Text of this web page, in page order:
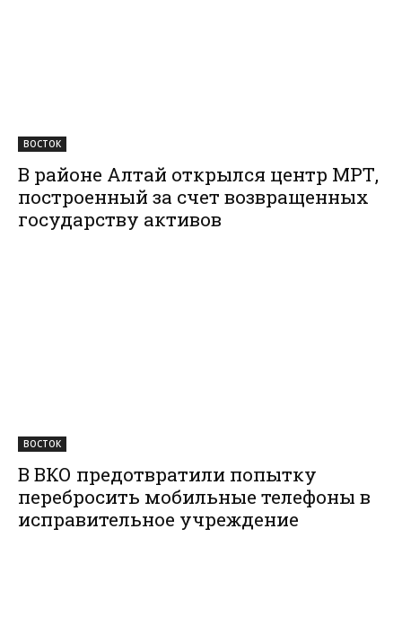
ВОСТОК
В районе Алтай открылся центр МРТ,
построенный за счет возвращенных
государству активов
ВОСТОК
В ВКО предотвратили попытку
перебросить мобильные телефоны в
исправительное учреждение